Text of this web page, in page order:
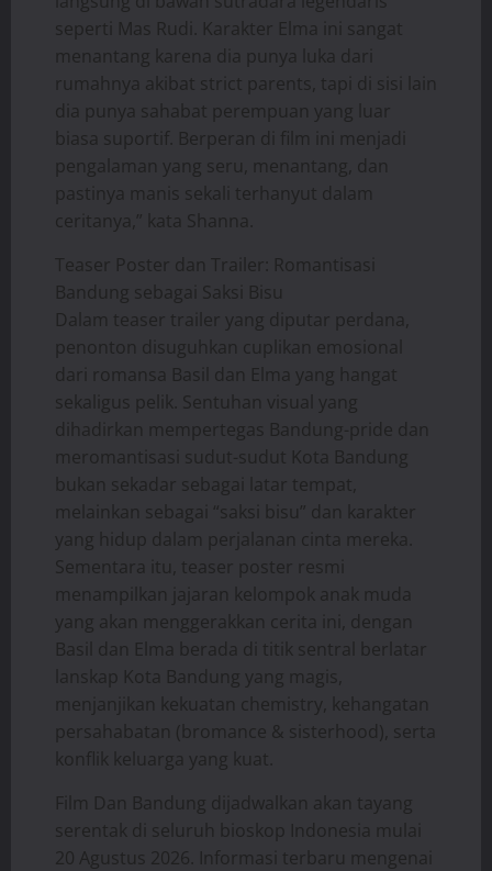
seperti Mas Rudi. Karakter Elma ini sangat
menantang karena dia punya luka dari
rumahnya akibat strict parents, tapi di sisi lain
dia punya sahabat perempuan yang luar
biasa suportif. Berperan di film ini menjadi
pengalaman yang seru, menantang, dan
pastinya manis sekali terhanyut dalam
ceritanya,” kata Shanna.
Teaser Poster dan Trailer: Romantisasi
Bandung sebagai Saksi Bisu
Dalam teaser trailer yang diputar perdana,
penonton disuguhkan cuplikan emosional
dari romansa Basil dan Elma yang hangat
sekaligus pelik. Sentuhan visual yang
dihadirkan mempertegas Bandung-pride dan
meromantisasi sudut-sudut Kota Bandung
bukan sekadar sebagai latar tempat,
melainkan sebagai “saksi bisu” dan karakter
yang hidup dalam perjalanan cinta mereka.
Sementara itu, teaser poster resmi
menampilkan jajaran kelompok anak muda
yang akan menggerakkan cerita ini, dengan
Basil dan Elma berada di titik sentral berlatar
lanskap Kota Bandung yang magis,
menjanjikan kekuatan chemistry, kehangatan
persahabatan (bromance & sisterhood), serta
konflik keluarga yang kuat.
Film Dan Bandung dijadwalkan akan tayang
serentak di seluruh bioskop Indonesia mulai
20 Agustus 2026. Informasi terbaru mengenai